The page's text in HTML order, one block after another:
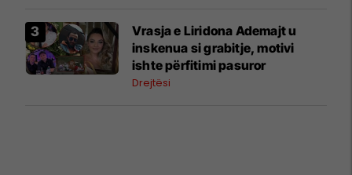
Vrasja e Liridona Ademajt u
inskenua si grabitje, motivi
ishte përfitimi pasuror
Drejtësi